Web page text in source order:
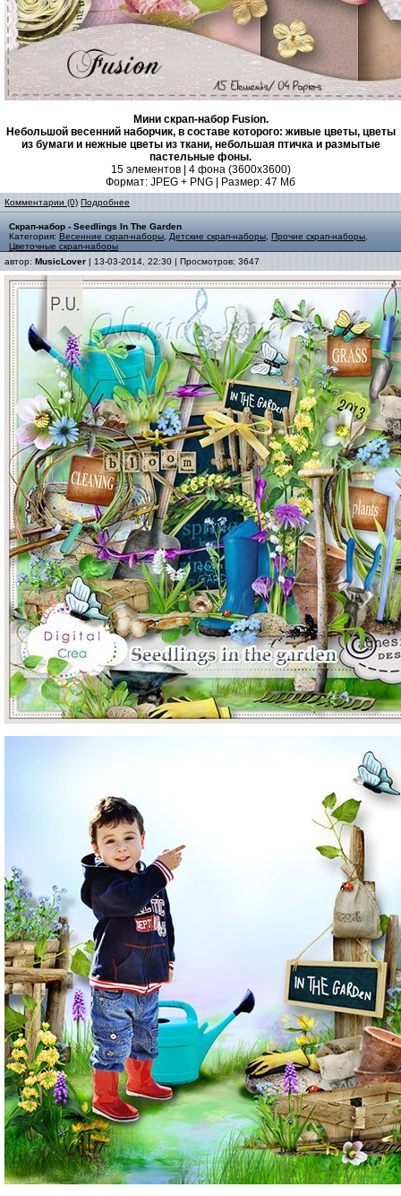
Мини скрап-набор Fusion.
Небольшой весенний наборчик, в составе которого: живые цветы, цветы
из бумаги и нежные цветы из ткани, небольшая птичка и размытые
пастельные фоны.
15 элементов | 4 фона (3600х3600)
Формат: JPEG + PNG | Размер: 47 Mб
Комментарии (0) Подробнее
Скрап-набор - Seedlings In The Garden
Категория: Весенние скрап-наборы Детские скрап-наборы Прочие скрап-наборы
Цветочные скрап-наборы
автор: MusicLover | 13-03-2014, 22:30 | Просмотров: 3647